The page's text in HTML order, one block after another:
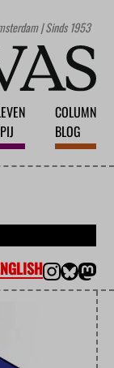
| Sinds 1953
COLUMN
BLOG